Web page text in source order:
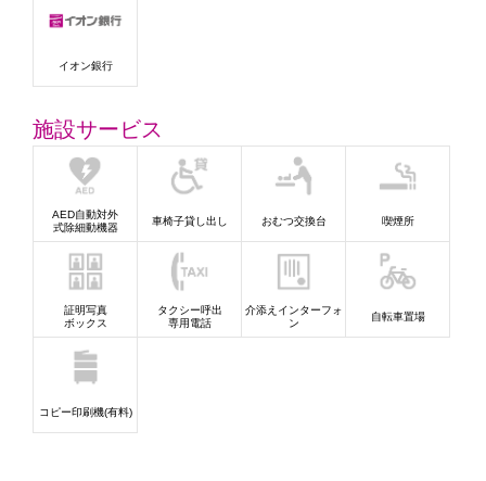
イオン銀行
施設サービス
AED自動対外
式除細動機器
車椅子貸し出し おむつ交換台 喫煙所
証明写真
ボックス
タクシー呼出
専用電話
介添えインターフォ
ン
自転車置場
コピー印刷機(有料)